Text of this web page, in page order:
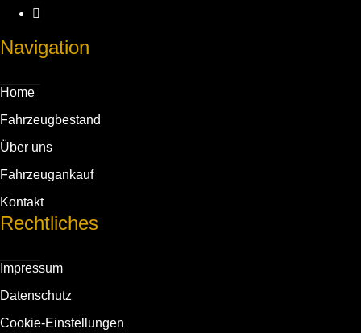
Navigation
Home
Fahrzeug­bestand
Über uns
Fahrzeug­ankauf
Kontakt
Rechtliches
Impressum
Daten­schutz
Cookie-Einstellungen